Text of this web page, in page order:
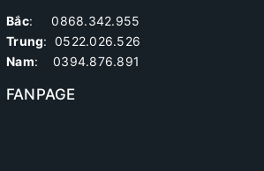
Bắc: 0868.342.955
Trung: 0522.026.526
Nam: 0394.876.891
FANPAGE